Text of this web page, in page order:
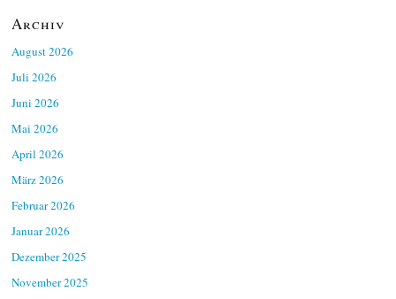
Archiv
August 2026
Juli 2026
Juni 2026
Mai 2026
April 2026
März 2026
Februar 2026
Januar 2026
Dezember 2025
November 2025